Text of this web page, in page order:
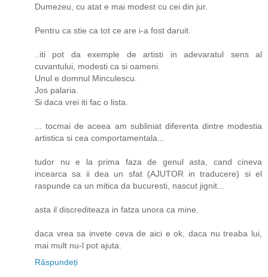
Dumezeu, cu atat e mai modest cu cei din jur.
Pentru ca stie ca tot ce are i-a fost daruit.
..iti pot da exemple de artisti in adevaratul sens al
cuvantului, modesti ca si oameni.
Unul e domnul Minculescu.
Jos palaria.
Si daca vrei iti fac o lista.
... tocmai de aceea am subliniat diferenta dintre modestia
artistica si cea comportamentala...
tudor nu e la prima faza de genul asta, cand cineva
incearca sa ii dea un sfat (AJUTOR in traducere) si el
raspunde ca un mitica da bucuresti, nascut jignit...
asta il discrediteaza in fatza unora ca mine.
daca vrea sa invete ceva de aici e ok, daca nu treaba lui,
mai mult nu-l pot ajuta.
Răspundeți